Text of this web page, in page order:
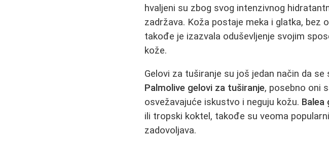
hvaljeni su zbog svog intenzivnog
zadržava. Koža postaje meka i glatka, bez
takođe je izazvala oduševljenje svojim
kože.
Gelovi za tuširanje su još jedan način da
Palmolive gelovi za tuširanje, posebno oni
osvežavajuće iskustvo i neguju kožu. Balea
ili tropski koktel, takođe su veoma
zadovoljava.